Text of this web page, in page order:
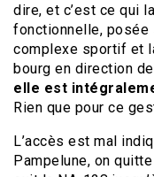
dire, et c’est ce qui
fonctionnelle, posée
complexe sportif et
bourg en direction
elle est
Rien que pour ce
L’accès est mal
Pampelune, on